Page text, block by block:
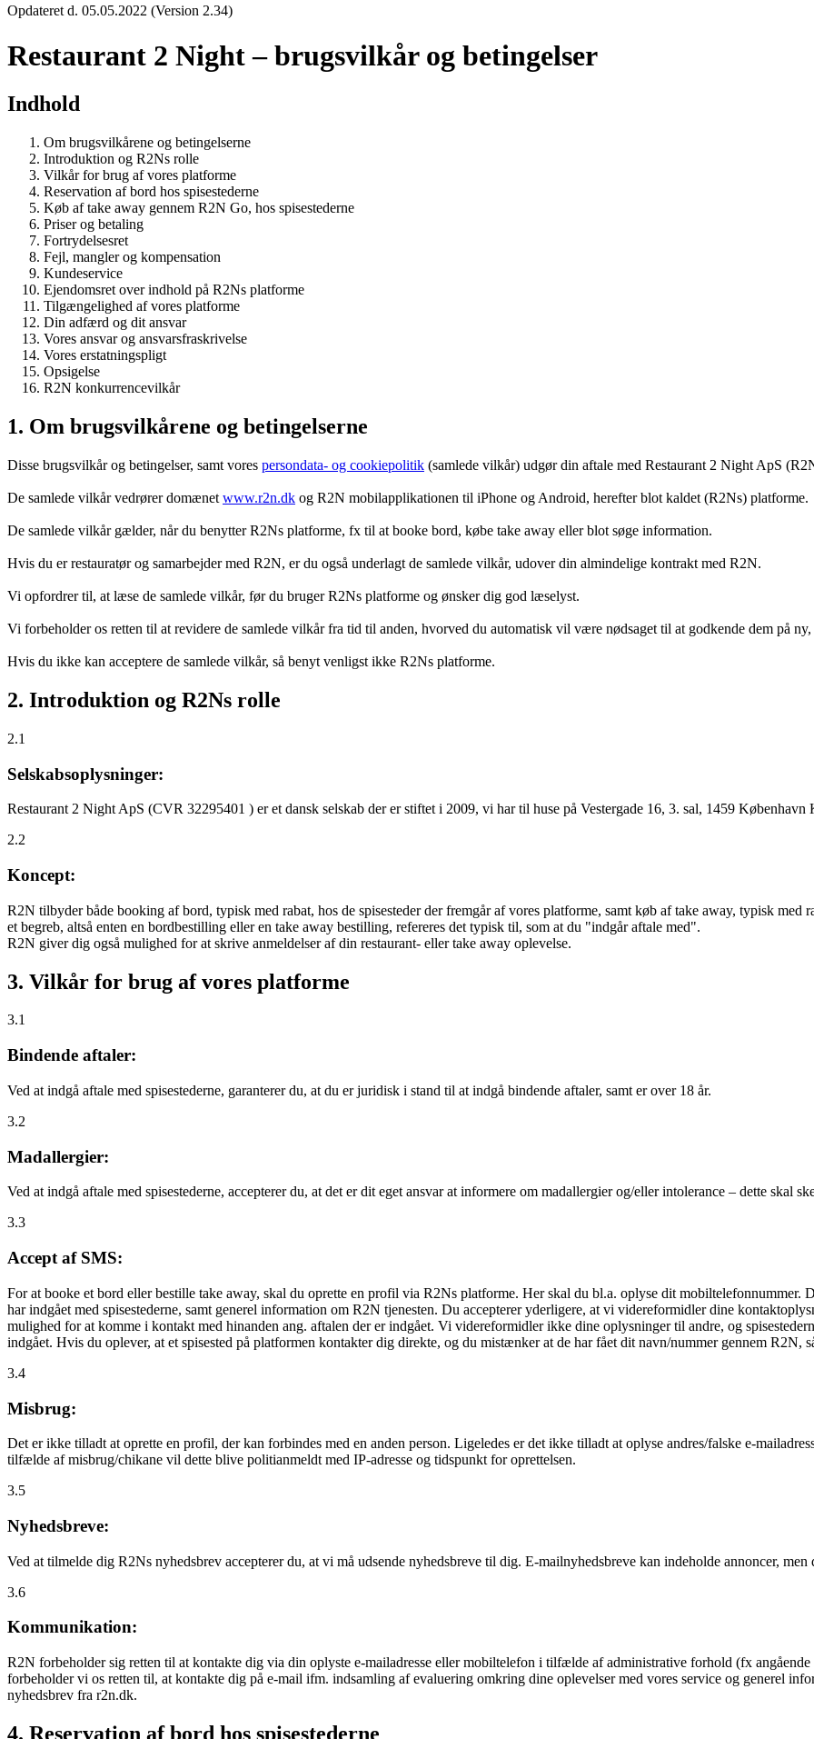
Opdateret d. 05.05.2022 (Version 2.34)
Restaurant 2 Night – brugsvilkår og betingelser
Indhold
Om brugsvilkårene og betingelserne
Introduktion og R2Ns rolle
Vilkår for brug af vores platforme
Reservation af bord hos spisestederne
Køb af take away gennem R2N Go, hos spisestederne
Priser og betaling
Fortrydelsesret
Fejl, mangler og kompensation
Kundeservice
Ejendomsret over indhold på R2Ns platforme
Tilgængelighed af vores platforme
Din adfærd og dit ansvar
Vores ansvar og ansvarsfraskrivelse
Vores erstatningspligt
Opsigelse
R2N konkurrencevilkår
1. Om brugsvilkårene og betingelserne
Disse brugsvilkår og betingelser, samt vores persondata- og cookiepolitik (samlede vilkår) udgør din aftale med Restaurant 2 Night ApS
De samlede vilkår vedrører domænet www.r2n.dk og R2N mobilapplikationen til iPhone og Android, herefter blot kaldet (R2Ns) platforme.
De samlede vilkår gælder, når du benytter R2Ns platforme, fx til at booke bord, købe take away eller blot søge information.
Hvis du er restauratør og samarbejder med R2N, er du også underlagt de samlede vilkår, udover din almindelige kontrakt med R2N.
Vi opfordrer til, at læse de samlede vilkår, før du bruger R2Ns platforme og ønsker dig god læselyst.
Vi forbeholder os retten til at revidere de samlede vilkår fra tid til anden, hvorved du automatisk vil være nødsaget til at godkende dem på
Hvis du ikke kan acceptere de samlede vilkår, så benyt venligst ikke R2Ns platforme.
2. Introduktion og R2Ns rolle
2.1
Selskabsoplysninger:
Restaurant 2 Night ApS (CVR 32295401 ) er et dansk selskab der er stiftet i 2009, vi har til huse på Vestergade 16, 3. sal, 1459 København
2.2
Koncept:
R2N tilbyder både booking af bord, typisk med rabat, hos de spisesteder der fremgår af vores platforme, samt køb af take away, typisk med
et begreb, altså enten en bordbestilling eller en take away bestilling, refereres det typisk til, som at du "indgår aftale med".
R2N giver dig også mulighed for at skrive anmeldelser af din restaurant- eller take away oplevelse.
3. Vilkår for brug af vores platforme
3.1
Bindende aftaler:
Ved at indgå aftale med spisestederne, garanterer du, at du er juridisk i stand til at indgå bindende aftaler, samt er over 18 år.
3.2
Madallergier:
Ved at indgå aftale med spisestederne, accepterer du, at det er dit eget ansvar at informere om madallergier og/eller intolerance – dette skal
3.3
Accept af SMS:
For at booke et bord eller bestille take away, skal du oprette en profil via R2Ns platforme. Her skal du bl.a. oplyse dit mobiltelefonnummer.
har indgået med spisestederne, samt generel information om R2N tjenesten. Du accepterer yderligere, at vi videreformidler dine
mulighed for at komme i kontakt med hinanden ang. aftalen der er indgået. Vi videreformidler ikke dine oplysninger til andre, og
indgået. Hvis du oplever, at et spisested på platformen kontakter dig direkte, og du mistænker at de har fået dit navn/nummer gennem R2N,
3.4
Misbrug:
Det er ikke tilladt at oprette en profil, der kan forbindes med en anden person. Ligeledes er det ikke tilladt at oplyse andres/falske e-
tilfælde af misbrug/chikane vil dette blive politianmeldt med IP-adresse og tidspunkt for oprettelsen.
3.5
Nyhedsbreve:
Ved at tilmelde dig R2Ns nyhedsbrev accepterer du, at vi må udsende nyhedsbreve til dig. E-mailnyhedsbreve kan indeholde annoncer,
3.6
Kommunikation:
R2N forbeholder sig retten til at kontakte dig via din oplyste e-mailadresse eller mobiltelefon i tilfælde af administrative forhold (fx
forbeholder vi os retten til, at kontakte dig på e-mail ifm. indsamling af evaluering omkring dine oplevelser med vores service og generel
nyhedsbrev fra r2n.dk.
4. Reservation af bord hos spisestederne